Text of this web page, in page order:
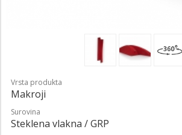
Vrsta produkta
Makroji
Surovina
Steklena vlakna / GRP